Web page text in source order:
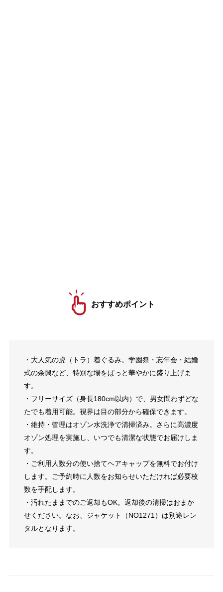
おすすめポイント
・大人気の虎（トラ）着ぐるみ。学園祭・忘年会・結婚
式の余興など、特別な場をぱっと華やかに盛り上げま
す。
・フリーサイズ（身長180cm以内）で、男女問わずどな
たでも着用可能。視界は目の部分から確保できます。
・維持・管理はオゾン水洗浄で清掃済み。さらに高濃度
オゾン処理を実施し、いつでも清潔な状態でお届けしま
す。
・ご利用人数分の使い捨てヘアキャップを無料でお付け
します。ご予約時に人数をお知らせいただければ必要枚
数を手配します。
・汚れたままでのご返却もOK。返却後の清掃はおまか
せください。なお、ジャケット（NO1271）は別途レン
タルとなります。